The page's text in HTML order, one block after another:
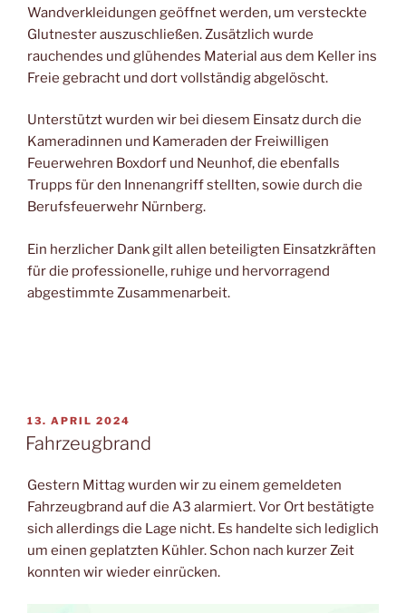
Wandverkleidungen geöffnet werden, um versteckte
Glutnester auszuschließen. Zusätzlich wurde
rauchendes und glühendes Material aus dem Keller ins
Freie gebracht und dort vollständig abgelöscht.
Unterstützt wurden wir bei diesem Einsatz durch die
Kameradinnen und Kameraden der Freiwilligen
Feuerwehren Boxdorf und Neunhof, die ebenfalls
Trupps für den Innenangriff stellten, sowie durch die
Berufsfeuerwehr Nürnberg.
Ein herzlicher Dank gilt allen beteiligten Einsatzkräften
für die professionelle, ruhige und hervorragend
abgestimmte Zusammenarbeit.
VERÖFFENTLICHT
AM
13. APRIL 2024
Fahrzeugbrand
Gestern Mittag wurden wir zu einem gemeldeten
Fahrzeugbrand auf die A3 alarmiert. Vor Ort bestätigte
sich allerdings die Lage nicht. Es handelte sich lediglich
um einen geplatzten Kühler. Schon nach kurzer Zeit
konnten wir wieder einrücken.